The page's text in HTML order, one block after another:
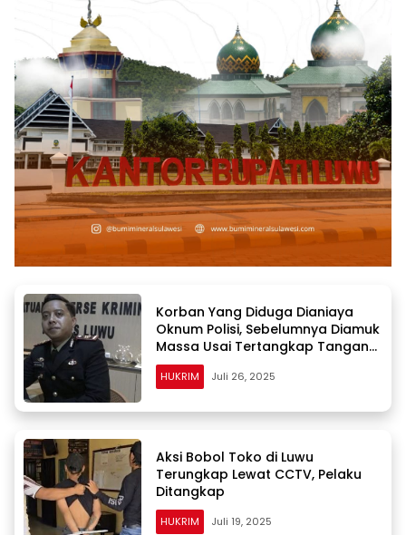
Korban Yang Diduga Dianiaya
Oknum Polisi, Sebelumnya Diamuk
Massa Usai Tertangkap Tangan
Curi Aki Mobil di Bua
HUKRIM Juli 26, 2025
Aksi Bobol Toko di Luwu
Terungkap Lewat CCTV, Pelaku
Ditangkap
HUKRIM Juli 19, 2025